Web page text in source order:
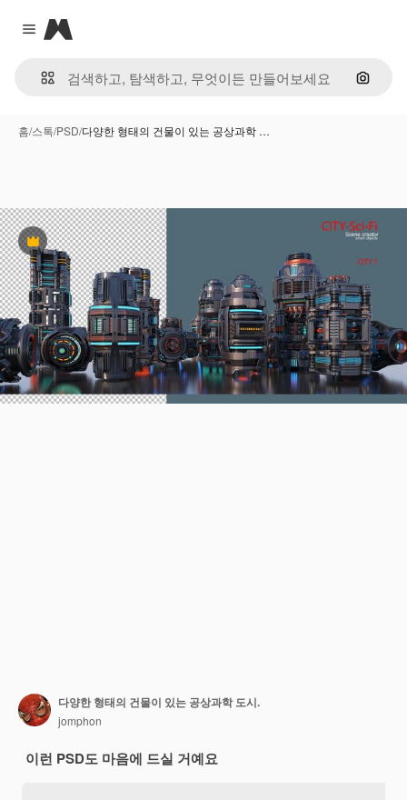
Close menu
Magnific
이미지
홈/스톡/PSD/다양한 형태의 건물이 있는 공상과학 …
프리미엄
다양한 형태의 건물이 있는 공상과학 도시.
jomphon
이런 PSD도 마음에 드실 거예요